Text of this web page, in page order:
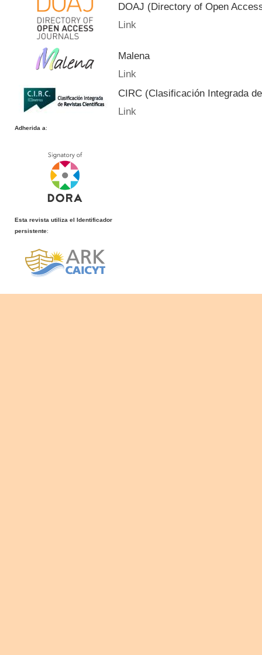
DOAJ (Directory of Open
Link
Malena
Link
CIRC (Clasificación Integrada
Link
Adherida a:
Esta revista utiliza el Identificador
persistente: